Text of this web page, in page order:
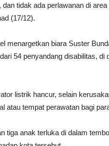
tidak ada perlawanan di
(17/12).
menargetkan biara Suster
54 penyandang disabilitas, di
listrik hancur, selain
atau tempat perawatan bagi
tiga anak terluka di dalam